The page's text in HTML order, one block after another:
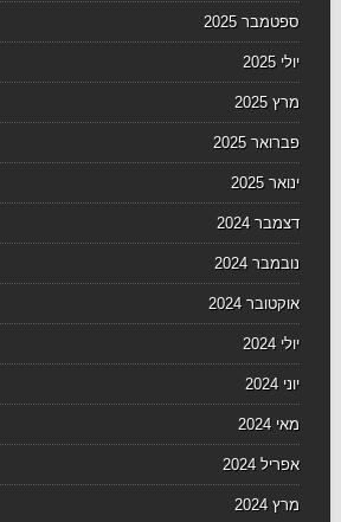
ספטמבר 2025
יולי 2025
מרץ 2025
פברואר 2025
ינואר 2025
דצמבר 2024
נובמבר 2024
אוקטובר 2024
יולי 2024
יוני 2024
מאי 2024
אפריל 2024
מרץ 2024